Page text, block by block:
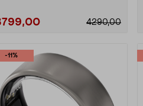
4290,00
-11%